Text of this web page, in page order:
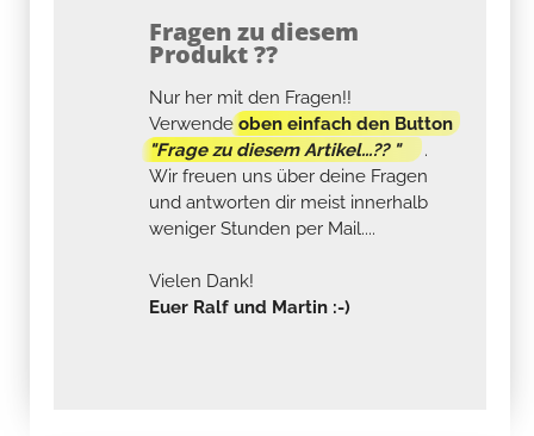
Fragen zu diesem
Produkt ??
Nur her mit den Fragen!!
Verwendeoben einfach den Button
"Frage zu diesem Artikel...?? "
.
Wir freuen uns über deine Fragen
und antworten dir meist innerhalb
weniger Stunden per Mail....
Vielen Dank!
Euer Ralf und Martin :-)